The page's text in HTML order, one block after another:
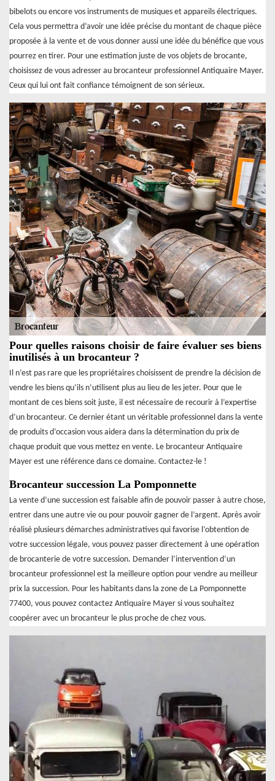
bibelots ou encore vos instruments de musiques et appareils électriques.
Cela vous permettra d’avoir une idée précise du montant de chaque pièce
proposée à la vente et de vous donner aussi une idée du bénéfice que vous
pourrez en tirer. Pour une estimation juste de vos objets de brocante,
choisissez de vous adresser au brocanteur professionnel Antiquaire Mayer.
Ceux qui lui ont fait confiance témoignent de son sérieux.
Pour quelles raisons choisir de faire évaluer ses biens
inutilisés à un brocanteur ?
Il n’est pas rare que les propriétaires choisissent de prendre la décision de
vendre les biens qu’ils n’utilisent plus au lieu de les jeter. Pour que le
montant de ces biens soit juste, il est nécessaire de recourir à l’expertise
d’un brocanteur. Ce dernier étant un véritable professionnel dans la vente
de produits d’occasion vous aidera dans la détermination du prix de
chaque produit que vous mettez en vente. Le brocanteur Antiquaire
Mayer est une référence dans ce domaine. Contactez-le !
Brocanteur succession La Pomponnette
La vente d’une succession est faisable afin de pouvoir passer à autre chose,
entrer dans une autre vie ou pour pouvoir gagner de l’argent. Après avoir
réalisé plusieurs démarches administratives qui favorise l’obtention de
votre succession légale, vous pouvez passer directement à une opération
de brocanterie de votre succession. Demander l’intervention d’un
brocanteur professionnel est la meilleure option pour vendre au meilleur
prix la succession. Pour les habitants dans la zone de La Pomponnette
77400, vous pouvez contactez Antiquaire Mayer si vous souhaitez
coopérer avec un brocanteur le plus proche de chez vous.